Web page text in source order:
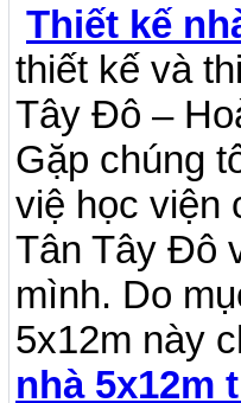
Thiết kế
thiết kế và
Tây Đô –
Gặp chúng
việ học viện
Tân Tây Đô
mình. Do
5x12m này
nhà 5x12m